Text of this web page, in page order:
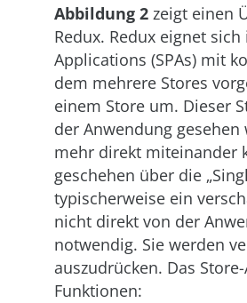
Abbildung 2 zeigt einen
Redux. Redux eignet
Applications (SPAs) mit
dem mehrere Stores
einem Store um. Dieser
der Anwendung
mehr direkt miteinander
geschehen über die
typischerweise ein
nicht direkt von der
notwendig. Sie werden
auszudrücken. Das
Funktionen: